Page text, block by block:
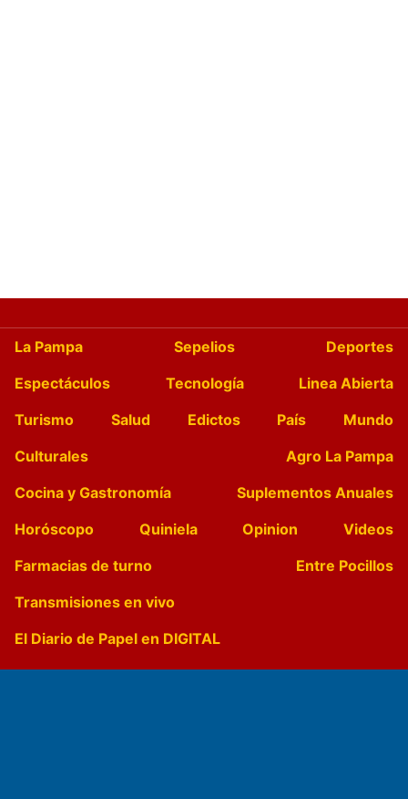
La Pampa Sepelios
Deportes
Espectáculos
Tecnología
Linea Abierta
Turismo
Salud Edictos País
Mundo
Culturales
Agro La Pampa
Cocina y Gastronomía
Suplementos Anuales
Horóscopo
Quiniela Opinion
Videos
Farmacias de turno
Entre Pocillos
Transmisiones en vivo
El Diario de Papel en DIGITAL